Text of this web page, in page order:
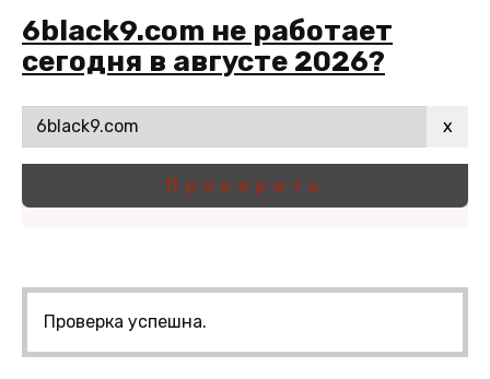
6black9.com не работает
сегодня в августе 2026?
x
Проверить
Проверка успешна.